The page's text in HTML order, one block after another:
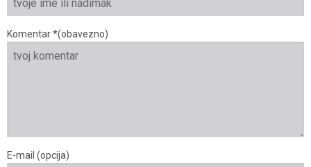
Komentar *(obavezno)
E-mail (opcija)